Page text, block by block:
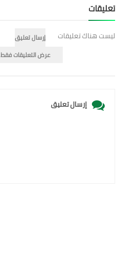
تعليقات
ليست هناك تعليقات
إرسال تعليق
عرض التعليقات فقط
إرسال تعليق